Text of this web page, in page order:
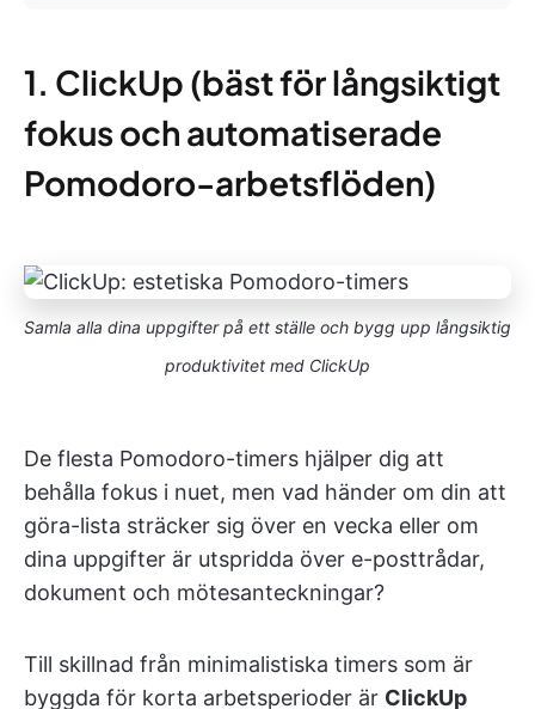
1. ClickUp (bäst för långsiktigt
fokus och automatiserade
Pomodoro-arbetsflöden)
Samla alla dina uppgifter på ett ställe och bygg upp långsiktig
produktivitet med ClickUp
De flesta Pomodoro-timers hjälper dig att
behålla fokus i nuet, men vad händer om din att
göra-lista sträcker sig över en vecka eller om
dina uppgifter är utspridda över e-posttrådar,
dokument och mötesanteckningar?
Till skillnad från minimalistiska timers som är
byggda för korta arbetsperioder är ClickUp